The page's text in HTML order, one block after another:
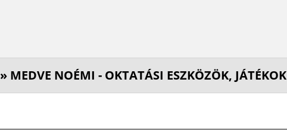
» MEDVE NOÉMI - OKTATÁSI ESZKÖZÖK, JÁTÉKOK